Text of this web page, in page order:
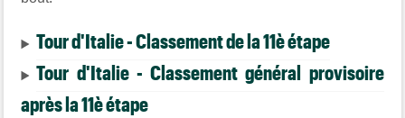
Tour d'Italie - Classement de la 11è étape
Tour d'Italie - Classement général provisoire
après la 11è étape